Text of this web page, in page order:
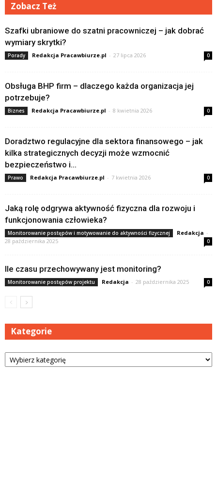
Zobacz Też
Szafki ubraniowe do szatni pracowniczej – jak dobrać
wymiary skrytki?
Porady Redakcja Pracawbiurze.pl - 27 lipca 2026 0
Obsługa BHP firm – dlaczego każda organizacja jej
potrzebuje?
Biznes Redakcja Pracawbiurze.pl - 8 kwietnia 2026 0
Doradztwo regulacyjne dla sektora finansowego – jak
kilka strategicznych decyzji może wzmocnić
bezpieczeństwo i...
Prawo Redakcja Pracawbiurze.pl - 7 kwietnia 2026 0
Jaką rolę odgrywa aktywność fizyczna dla rozwoju i
funkcjonowania człowieka?
Monitorowanie postępów i motywowanie do aktywności fizycznej Redakcja -
28 października 2025
0
Ile czasu przechowywany jest monitoring?
Monitorowanie postępów projektu Redakcja - 28 października 2025 0
Kategorie
Kategorie